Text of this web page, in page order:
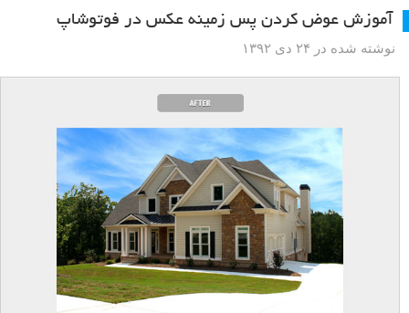
آموزش عوض کردن پس زمینه عکس در فوتوشاپ
نوشته شده در ۲۴ دی ۱۳۹۲